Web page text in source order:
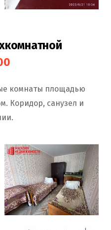
комнаты площадью
Коридор, санузел и